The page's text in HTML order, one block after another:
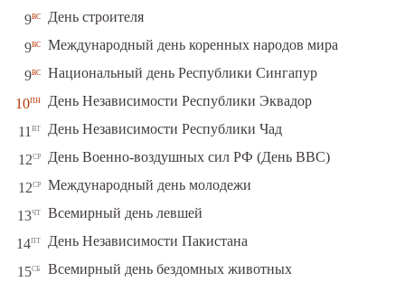
9вс День строителя
9вс Международный день коренных народов мира
9вс Национальный день Республики Сингапур
10пн День Независимости Республики Эквадор
11 вт День Независимости Республики Чад
12ср День Военно-воздушных сил РФ (День ВВС)
12ср Международный день молодежи
13чт Всемирный день левшей
14пт День Независимости Пакистана
15сб Всемирный день бездомных животных